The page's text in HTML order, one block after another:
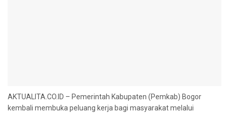
AKTUALITA.CO.ID – Pemerintah Kabupaten (Pemkab) Bogor
kembali membuka peluang kerja bagi masyarakat melalui